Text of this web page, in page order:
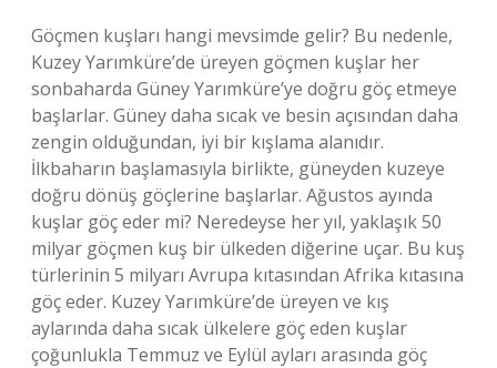
Göçmen kuşları hangi mevsimde gelir? Bu nedenle,
Kuzey Yarımküre’de üreyen göçmen kuşlar her
sonbaharda Güney Yarımküre’ye doğru göç etmeye
başlarlar. Güney daha sıcak ve besin açısından daha
zengin olduğundan, iyi bir kışlama alanıdır.
İlkbaharın başlamasıyla birlikte, güneyden kuzeye
doğru dönüş göçlerine başlarlar. Ağustos ayında
kuşlar göç eder mi? Neredeyse her yıl, yaklaşık 50
milyar göçmen kuş bir ülkeden diğerine uçar. Bu kuş
türlerinin 5 milyarı Avrupa kıtasından Afrika kıtasına
göç eder. Kuzey Yarımküre’de üreyen ve kış
aylarında daha sıcak ülkelere göç eden kuşlar
çoğunlukla Temmuz ve Eylül ayları arasında göç